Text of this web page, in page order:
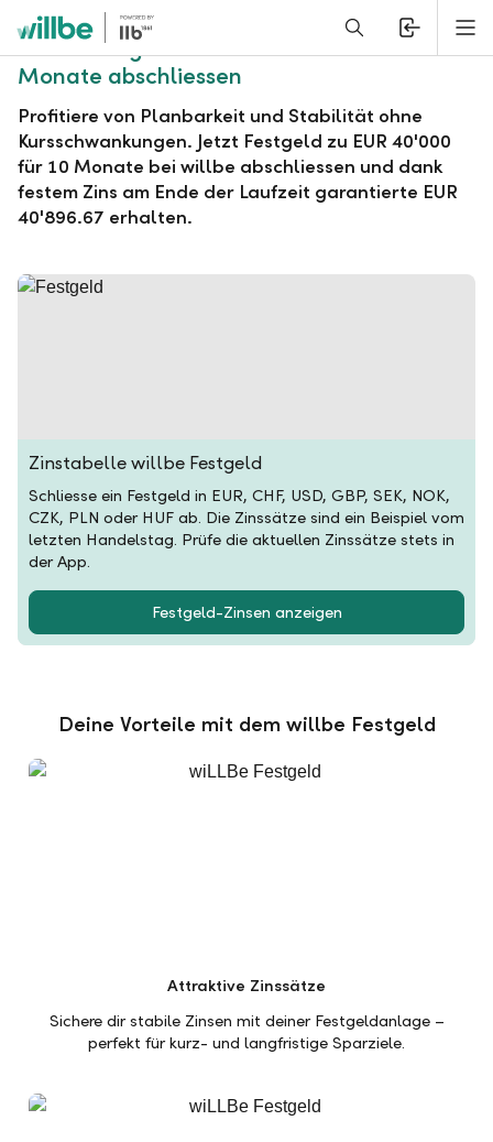
Alerts.Headline
willbe Festgeld zu EUR 40'000 für 10
Monate abschliessen
Profitiere von Planbarkeit und Stabilität ohne
Kursschwankungen. Jetzt Festgeld zu EUR 40'000
für 10 Monate bei willbe abschliessen und dank
festem Zins am Ende der Laufzeit garantierte EUR
40'896.67 erhalten.
Zinstabelle willbe Festgeld
Schliesse ein Festgeld in EUR, CHF, USD, GBP, SEK, NOK,
CZK, PLN oder HUF ab. Die Zinssätze sind ein Beispiel vom
letzten Handelstag. Prüfe die aktuellen Zinssätze stets in
der App.
Festgeld-Zinsen anzeigen
Deine Vorteile mit dem willbe Festgeld
Attraktive Zinssätze
Sichere dir stabile Zinsen mit deiner Festgeldanlage –
perfekt für kurz- und langfristige Sparziele.